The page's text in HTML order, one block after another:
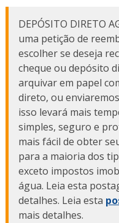
DEPÓSITO DIRETO
uma petição de
escolher se deseja
cheque ou depósito
arquivar em papel
direto, ou
isso levará mais
simples, seguro e
mais fácil de obter
para a maioria dos
exceto impostos
água. Leia esta
detalhes. Leia esta
mais detalhes.